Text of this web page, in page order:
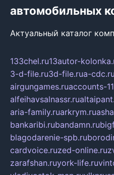
автомобильных
Актуальный каталог
133chel.ru13autor-
3-d-file.ru3d-file.rua-cdc.ru
airgungames.ruaccounts-
alfeihavsalnassr.ru
aria-family.ruarkrym.ru
bankaribi.rubandamn.ru
blagodarenie-spb.ru
cardvoice.ruzed-online.ru
zarafshan.ruyork-life.ru